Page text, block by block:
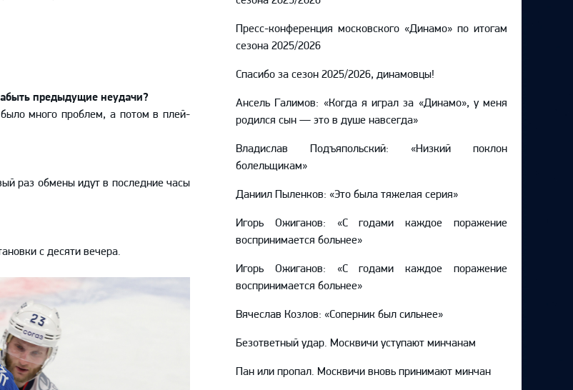
предыдущие неудачи?
много проблем, а потом в плей-
раз обмены идут в последние часы
с десяти вечера.
Пресс-конференция московского «Динамо» по итогам
сезона 2025/2026
Спасибо за сезон 2025/2026, динамовцы!
Ансель Галимов: «Когда я играл за «Динамо», у меня
родился сын — это в душе навсегда»
Владислав Подъяпольский: «Низкий поклон
болельщикам»
Даниил Пыленков: «Это была тяжелая серия»
Игорь Ожиганов: «С годами каждое поражение
воспринимается больнее»
Игорь Ожиганов: «С годами каждое поражение
воспринимается больнее»
Вячеслав Козлов: «Соперник был сильнее»
Безответный удар. Москвичи уступают минчанам
Пан или пропал. Москвичи вновь принимают минчан